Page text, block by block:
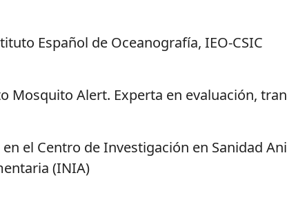
Español de Oceanografía, IEO-CSIC
Mosquito Alert. Experta en evaluación,
el Centro de Investigación en Sanidad
(INIA)